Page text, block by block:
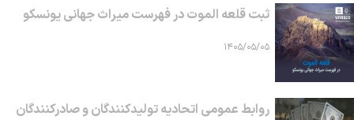
ثبت قلعه الموت در فهرست میراث جهانی یونسکو
۱۴۰۵/۰۵/۰۵
روابط عمومی اتحادیه تولیدکنندگان و صادرکنندگان